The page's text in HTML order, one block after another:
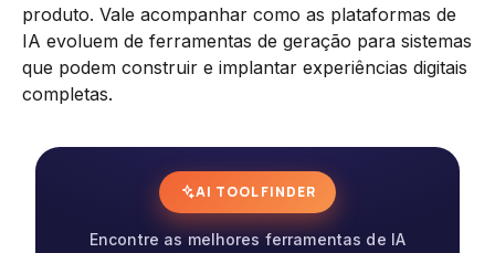
produto. Vale acompanhar como as plataformas de
IA evoluem de ferramentas de geração para sistemas
que podem construir e implantar experiências digitais
completas.
AI TOOL FINDER
Encontre as melhores ferramentas de IA